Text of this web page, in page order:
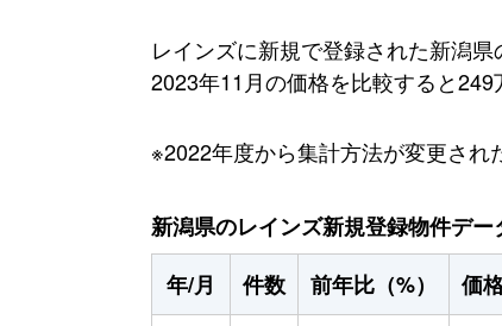
レインズに新規で登録された新潟
2023年11月の価格を比較すると
※2022年度から集計方法が変更され
新潟県のレインズ新規登録物件デー
年/月
件数 前年比（%） 価